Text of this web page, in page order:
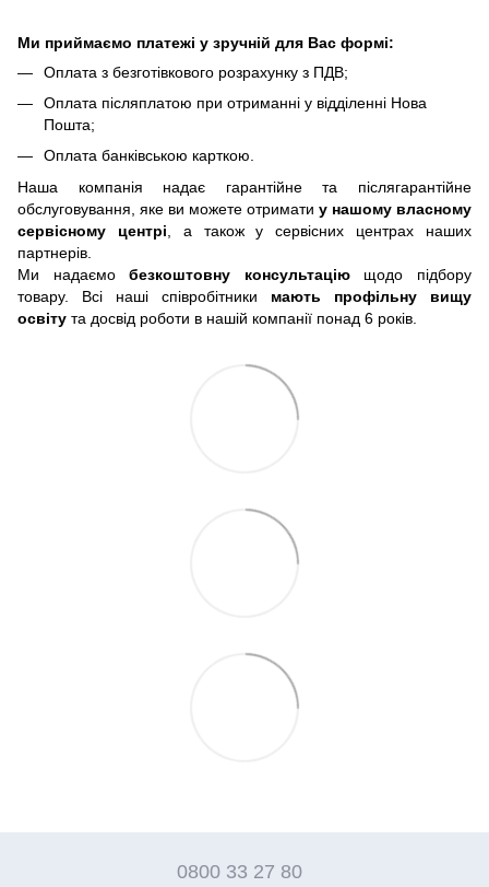
Ми приймаємо платежі у зручній для Вас формі:
Оплата з безготівкового розрахунку з ПДВ;
Оплата післяплатою при отриманні у відділенні Нова
Пошта;
Оплата банківською карткою.
Наша компанія надає гарантійне та післягарантійне
обслуговування, яке ви можете отримати у нашому власному
сервісному центрі , а також у сервісних центрах наших
партнерів.
Ми надаємобезкоштовну консультаціющодо підбору
товару. Всі наші співробітники мають профільну вищу
освіту та досвід роботи в нашій компанії понад 6 років.
0800 33 27 80